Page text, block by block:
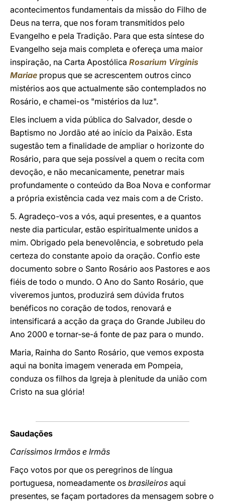
acontecimentos fundamentais da missão do Filho de
Deus na terra, que nos foram transmitidos pelo
Evangelho e pela Tradição. Para que esta síntese do
Evangelho seja mais completa e ofereça uma maior
inspiração, na Carta Apostólica Rosarium Virginis
Mariae propus que se acrescentem outros cinco
mistérios aos que actualmente são contemplados no
Rosário, e chamei-os "mistérios da luz".
Eles incluem a vida pública do Salvador, desde o
Baptismo no Jordão até ao início da Paixão. Esta
sugestão tem a finalidade de ampliar o horizonte do
Rosário, para que seja possível a quem o recita com
devoção, e não mecanicamente, penetrar mais
profundamente o conteúdo da Boa Nova e conformar
a própria existência cada vez mais com a de Cristo.
5. Agradeço-vos a vós, aqui presentes, e a quantos
neste dia particular, estão espiritualmente unidos a
mim. Obrigado pela benevolência, e sobretudo pela
certeza do constante apoio da oração. Confio este
documento sobre o Santo Rosário aos Pastores e aos
fiéis de todo o mundo. O Ano do Santo Rosário, que
viveremos juntos, produzirá sem dúvida frutos
benéficos no coração de todos, renovará e
intensificará a acção da graça do Grande Jubileu do
Ano 2000 e tornar-se-á fonte de paz para o mundo.
Maria, Rainha do Santo Rosário, que vemos exposta
aqui na bonita imagem venerada em Pompeia,
conduza os filhos da Igreja à plenitude da união com
Cristo na sua glória!
Saudações
Caríssimos Irmãos e Irmãs
Faço votos por que os peregrinos de língua
portuguesa, nomeadamente os brasileiros aqui
presentes, se façam portadores da mensagem sobre o